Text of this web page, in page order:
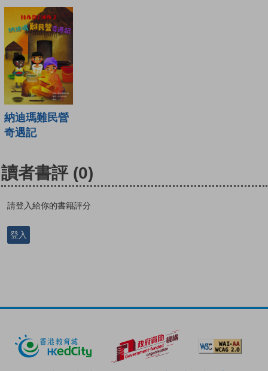
納迪瑪難民營
奇遇記
讀者書評 (0)
請登入給你的書籍評分
登入